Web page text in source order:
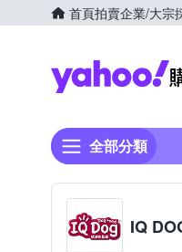
首頁拍賣企業/大宗
全部分類
IQ